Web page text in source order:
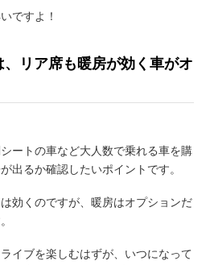
ですよ！
リア席も暖房が効く車がオ
ートの車など大人数で乗れる車を購
出るか確認したいポイントです。
効くのですが、暖房はオプションだ
イブを楽しむはずが、いつになって